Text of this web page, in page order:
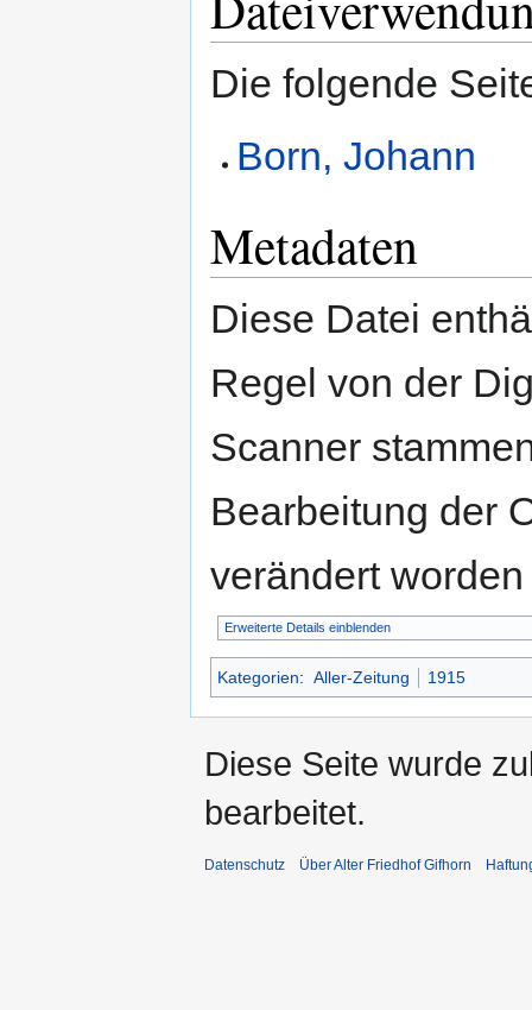
Die folgende
Born, Johann
Metadaten
Diese Datei
Regel von der
Scanner
Bearbeitung der
verändert
Erweiterte Details einblenden
Kategorien: Aller-Zeitung 1915
Diese Seite wurde
bearbeitet.
Datenschutz Über Alter Friedhof Gifhorn